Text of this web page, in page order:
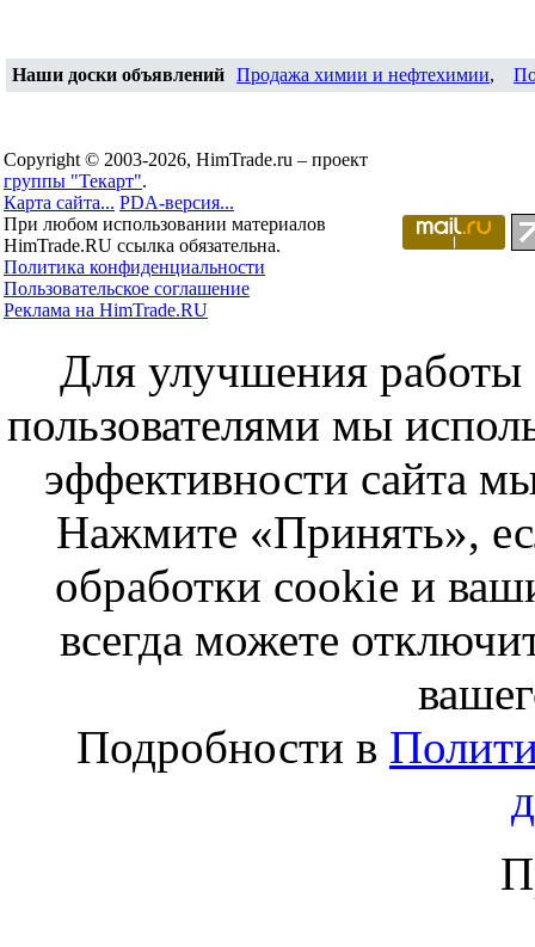
Наши доски объявлений Продажа химии и нефтехимии,
Copyright © 2003-2026, HimTrade.ru – проект
группы "Текарт".
Карта сайта... PDA-версия...
При любом использовании материалов
HimTrade.RU ссылка обязательна.
Политика конфиденциальности
Пользовательское соглашение
Реклама на HimTrade.RU
Для улучшения работы
пользователями мы
эффективности сайта
Нажмите «Принять»,
обработки cookie и
всегда можете
Подробности в